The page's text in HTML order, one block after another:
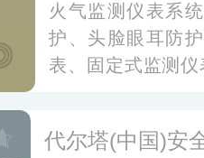
火气监测仪表系
护、头脸眼耳防
表、固定式监测
已覆盖了整个中国
代尔塔(中国)安